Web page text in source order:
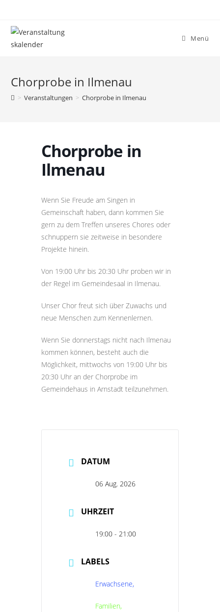
Menü
Chorprobe in Ilmenau
> Veranstaltungen > Chorprobe in Ilmenau
Chorprobe in
Ilmenau
Wenn Sie Freude am Singen in
Gemeinschaft haben, dann kommen Sie
gern zu dem Treffen unseres Chores oder
schnuppern sie zeitweise in besondere
Projekte hinein.
Von 19:00 Uhr bis 20:30 Uhr proben wir in
der Regel im Gemeindesaal in Ilmenau.
Unser Chor freut sich über Zuwachs und
neue Menschen zum Kennenlernen.
Wenn Sie donnerstags nicht nach Ilmenau
kommen können, besteht auch die
Möglichkeit, mittwochs von 19:00 Uhr bis
20:30 Uhr an der Chorprobe im
Gemeindehaus in Arnstadt teilzunehmen.
DATUM
06 Aug. 2026
UHRZEIT
19:00 - 21:00
LABELS
Erwachsene,
Familien,